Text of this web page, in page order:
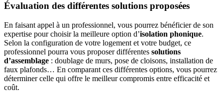
Évaluation des différentes solutions proposées
En faisant appel à un professionnel, vous pourrez bénéficier de son
expertise pour choisir la meilleure option d’isolation phonique.
Selon la configuration de votre logement et votre budget, ce
professionnel pourra vous proposer différentes solutions
d’assemblage : doublage de murs, pose de cloisons, installation de
faux plafonds… En comparant ces différentes options, vous pourrez
déterminer celle qui offre le meilleur compromis entre efficacité et
coût.